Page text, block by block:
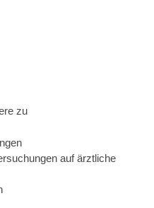
zu
auf ärztliche